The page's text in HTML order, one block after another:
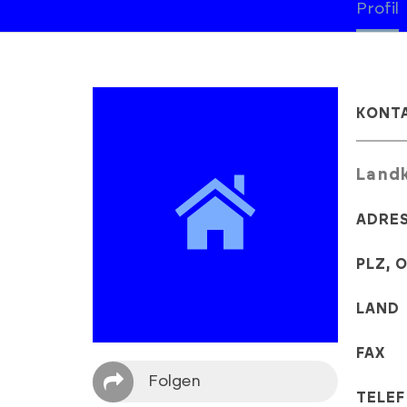
Profil
Folgen
PLZ,
LAND
FAX